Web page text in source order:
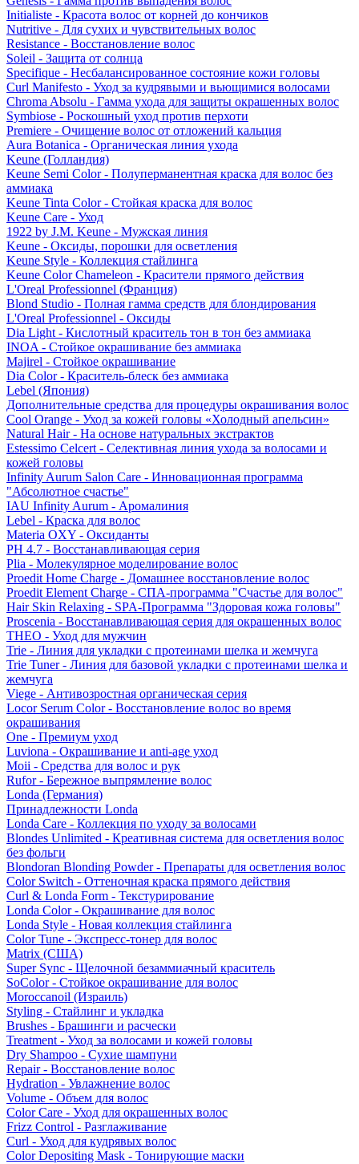
Initialiste - Красота волос от корней до кончиков
Nutritive - Для сухих и чувствительных волос
Resistance - Восстановление волос
Soleil - Защита от солнца
Specifique - Несбалансированное состояние кожи головы
Curl Manifesto - Уход за кудрявыми и вьющимися волосами
Chroma Absolu - Гамма ухода для защиты окрашенных волос
Symbiose - Роскошный уход против перхоти
Premiere - Очищение волос от отложений кальция
Aura Botanica - Органическая линия ухода
Keune (Голландия)
Keune Semi Color - Полуперманентная краска для волос без
аммиака
Keune Tinta Color - Стойкая краска для волос
Keune Care - Уход
1922 by J.M. Keune - Мужская линия
Keune - Оксиды, порошки для осветления
Keune Style - Коллекция стайлинга
Keune Color Chameleon - Красители прямого действия
L'Oreal Professionnel (Франция)
Blond Studio - Полная гамма средств для блондирования
L'Oreal Professionnel - Оксиды
Dia Light - Кислотный краситель тон в тон без аммиака
INOA - Стойкое окрашивание без аммиака
Majirel - Стойкое окрашивание
Dia Color - Краситель-блеск без аммиака
Lebel (Япония)
Дополнительные средства для процедуры окрашивания волос
Cool Orange - Уход за кожей головы «Холодный апельсин»
Natural Hair - На основе натуральных экстрактов
Estessimo Celcert - Селективная линия ухода за волосами и
кожей головы
Infinity Aurum Salon Care - Инновационная программа
"Абсолютное счастье"
IAU Infinity Aurum - Аромалиния
Lebel - Краска для волос
Materia OXY - Оксиданты
PH 4.7 - Восстанавливающая серия
Plia - Молекулярное моделирование волос
Proedit Home Charge - Домашнее восстановление волос
Proedit Element Charge - СПА-программа "Счастье для волос"
Hair Skin Relaxing - SPA-Программа "Здоровая кожа головы"
Proscenia - Восстанавливающая серия для окрашенных волос
THEO - Уход для мужчин
Trie - Линия для укладки с протеинами шелка и жемчуга
Trie Tuner - Линия для базовой укладки с протеинами шелка и
жемчуга
Viege - Антивозростная органическая серия
Locor Serum Color - Восстановление волос во время
окрашивания
One - Премиум уход
Luviona - Окрашивание и anti-age уход
Moii - Средства для волос и рук
Rufor - Бережное выпрямление волос
Londa (Германия)
Принадлежности Londa
Londa Care - Коллекция по уходу за волосами
Blondes Unlimited - Креативная система для осветления волос
без фольги
Blondoran Blonding Powder - Препараты для осветления волос
Color Switch - Оттеночная краска прямого действия
Curl & Londa Form - Текстурирование
Londa Color - Окрашивание для волос
Londa Style - Новая коллекция стайлинга
Color Tune - Экспресс-тонер для волос
Matrix (США)
Super Sync - Щелочной безаммиачный краситель
SoColor - Стойкое окрашивание для волос
Moroccanoil (Израиль)
Styling - Стайлинг и укладка
Brushes - Брашинги и расчески
Treatment - Уход за волосами и кожей головы
Dry Shampoo - Сухие шампуни
Repair - Восстановление волос
Hydration - Увлажнение волос
Volume - Объем для волос
Color Care - Уход для окрашенных волос
Frizz Control - Разглаживание
Curl - Уход для кудрявых волос
Color Depositing Mask - Тонирующие маски